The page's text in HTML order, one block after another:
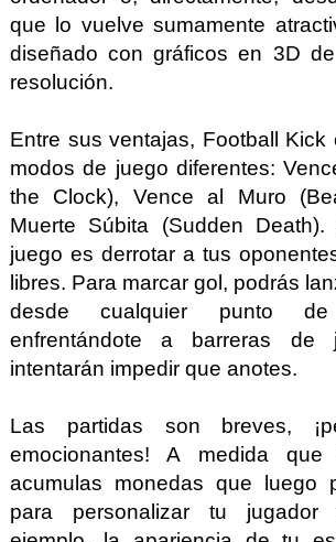
que lo vuelve sumamente
diseñado con gráficos en 3D
resolución.
Entre sus ventajas, Football Kick
modos de juego diferentes:
the Clock), Vence al Muro
Muerte Súbita (Sudden
juego es derrotar a tus
libres. Para marcar gol, podrás
desde cualquier punto
enfrentándote a barreras de
intentarán impedir que anotes.
Las partidas son breves,
emocionantes! A medida que
acumulas monedas que luego
para personalizar tu jugador